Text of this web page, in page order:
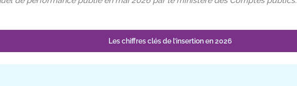
Les chiffres clés de l’insertion en 2026